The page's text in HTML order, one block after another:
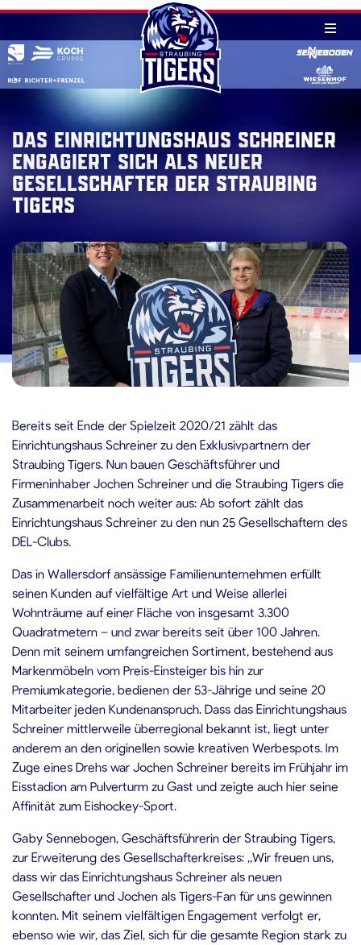
Skip
content
Das Einrichtungshaus Schreiner
engagiert sich als neuer
Gesellschafter der Straubing
Tigers
Bereits seit Ende der Spielzeit 2020/21 zählt das
Einrichtungshaus Schreiner zu den Exklusivpartnern der
Straubing Tigers. Nun bauen Geschäftsführer und
Firmeninhaber Jochen Schreiner und die Straubing Tigers die
Zusammenarbeit noch weiter aus: Ab sofort zählt das
Einrichtungshaus Schreiner zu den nun 25 Gesellschaftern des
DEL-Clubs.
Das in Wallersdorf ansässige Familienunternehmen erfüllt
seinen Kunden auf vielfältige Art und Weise allerlei
Wohnträume auf einer Fläche von insgesamt 3.300
Quadratmetern – und zwar bereits seit über 100 Jahren.
Denn mit seinem umfangreichen Sortiment, bestehend aus
Markenmöbeln vom Preis-Einsteiger bis hin zur
Premiumkategorie, bedienen der 53-Jährige und seine 20
Mitarbeiter jeden Kundenanspruch. Dass das Einrichtungshaus
Schreiner mittlerweile überregional bekannt ist, liegt unter
anderem an den originellen sowie kreativen Werbespots. Im
Zuge eines Drehs war Jochen Schreiner bereits im Frühjahr im
Eisstadion am Pulverturm zu Gast und zeigte auch hier seine
Affinität zum Eishockey-Sport.
Gaby Sennebogen, Geschäftsführerin der Straubing Tigers,
zur Erweiterung des Gesellschafterkreises: „Wir freuen uns,
dass wir das Einrichtungshaus Schreiner als neuen
Gesellschafter und Jochen als Tigers-Fan für uns gewinnen
konnten. Mit seinem vielfältigen Engagement verfolgt er,
ebenso wie wir, das Ziel, sich für die gesamte Region stark zu